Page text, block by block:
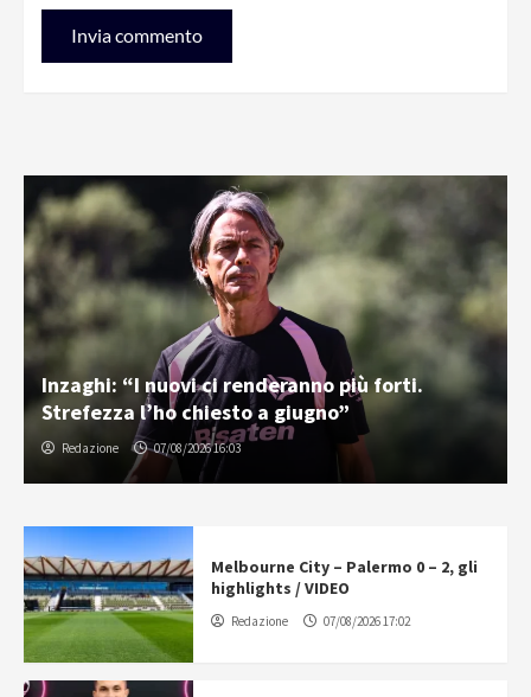
Inzaghi: “I nuovi ci renderanno più forti.
Strefezza l’ho chiesto a giugno”
Redazione 07/08/2026 16:03
Melbourne City – Palermo 0 – 2, gli
highlights / VIDEO
Redazione 07/08/2026 17:02